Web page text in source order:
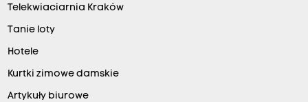
Telekwiaciarnia Kraków
Tanie loty
Hotele
Kurtki zimowe damskie
Artykuły biurowe